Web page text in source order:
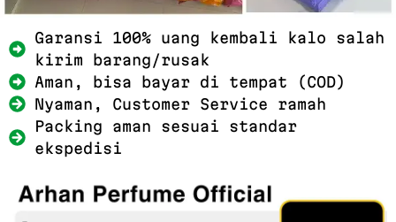
Garansi 100% uang kembali kalo salah
kirim barang/rusak
Aman, bisa bayar di tempat (COD)
Nyaman, Customer Service ramah
Packing aman sesuai standar
ekspedisi